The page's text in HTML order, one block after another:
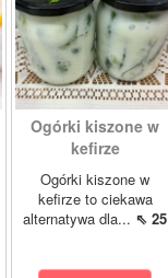
Ogórki kiszone w
kefirze
Ogórki kiszone w
kefirze to ciekawa
alternatywa dla... ⇖ 25